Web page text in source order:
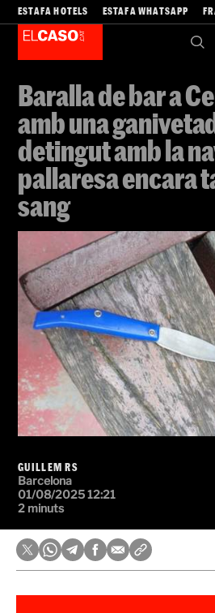
ESTAFA HOTELS ESTAFA WHATSAPP
Baralla de bar a
amb una
detingut amb la
pallaresa encara
sang
GUILLEM RS
Barcelona
01/08/2025 12:21
2 minuts